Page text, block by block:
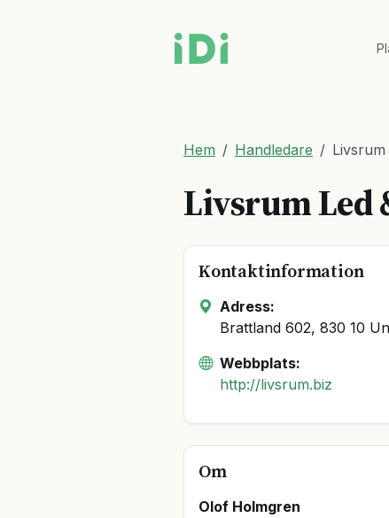
Hem Handledare Livsrum
Livsrum Led
Kontaktinformation
Adress:
Brattland 602, 830 10
Webbplats:
http://livsrum.biz
Om
Olof Holmgren